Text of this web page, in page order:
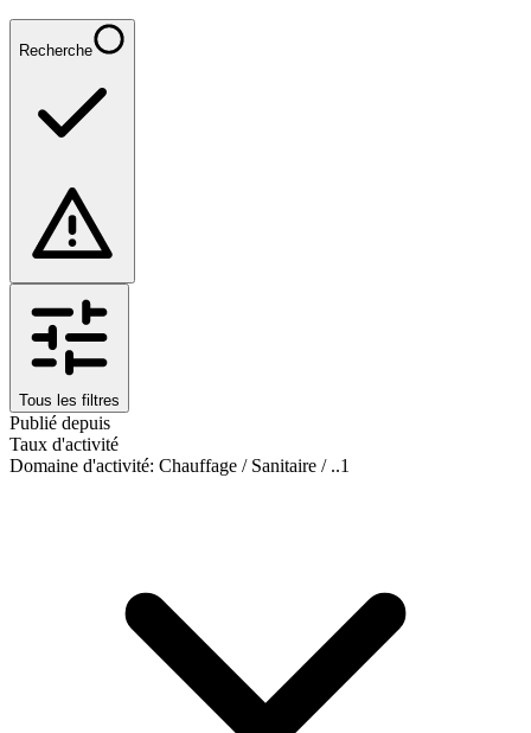
Recherche
Tous les filtres
Publié depuis
Taux d'activité
Domaine d'activité: Chauffage / Sanitaire / ..1